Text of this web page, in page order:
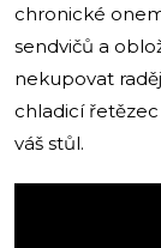
chronické
sendvičů a
nekupovat
chladicí
váš stůl.